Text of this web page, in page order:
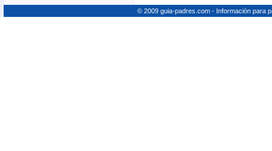
© 2009 guia-padres.com - Información para